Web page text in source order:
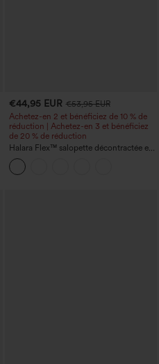
€44,95 EUR €53,95 EUR
Achetez-en 2 et bénéficiez de 10 % de
réduction | Achetez-en 3 et bénéficiez
de 20 % de réduction
Halara Flex™ salopette décontractée en
denim délavé à encolure carrée avec
poches